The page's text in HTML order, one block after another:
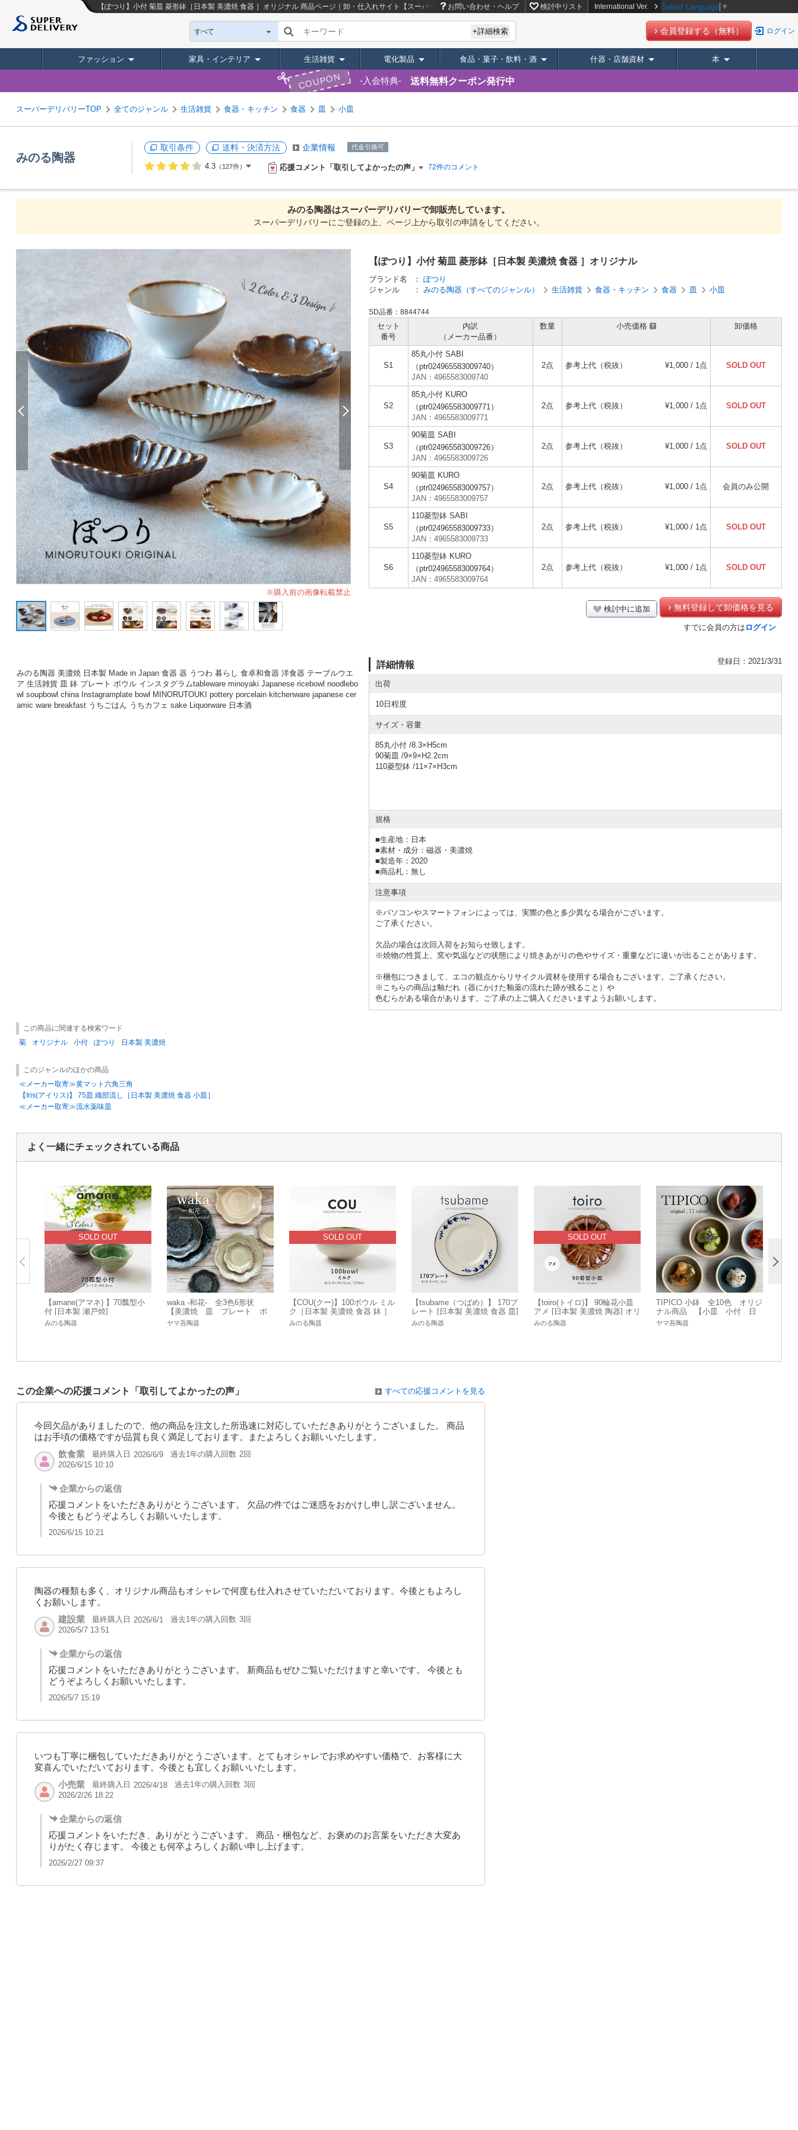
【ぽつり】小付 菊皿 菱形鉢［日本製 美濃焼 食器 ］オリジナル 商品ページ｜卸・仕入れサイト【スーパーデリバリー】お問い合わせ・ヘルプ 検討中リスト International Ver. Select Language ▼
すべて キーワード +詳細検索 会員登録する（無料） ログイン
ファッション 家具・インテリア 生活雑貨 電化製品 食品・菓子・飲料・酒 什器・店舗資材 本
COUPON 入会特典 送料無料クーポン発行中
スーパーデリバリーTOP 全てのジャンル 生活雑貨 食器・キッチン 食器 皿 小皿
みのる陶器
取引条件 送料・決済方法 企業情報 代金引換可
4.3（127件） 応援コメント「取引してよかったの声」 72件のコメント
みのる陶器はスーパーデリバリーで卸販売しています。
スーパーデリバリーにご登録の上、ページ上から取引の申請をしてください。
※購入前の画像転載禁止
みのる陶器 美濃焼 日本製 Made in Japan 食器 器 うつわ 暮らし 食卓和食器 洋食器 テーブルウエ
ア 生活雑貨 皿 鉢 プレート ボウル インスタグラムtableware minoyaki Japanese ricebowl noodlebo
wl soupbowl china Instagramplate bowl MINORUTOUKI pottery porcelain kitchenware japanese cer
amic ware breakfast うちごはん うちカフェ sake Liquorware 日本酒
【ぽつり】小付 菊皿 菱形鉢［日本製 美濃焼 食器 ］オリジナル
ブランド名 ： ぽつり
ジャンル
： みのる陶器（すべてのジャンル） 生活雑貨 食器・キッチン 食器 皿 小皿
SD品番：8844744
セット
番号
内訳
（メーカー品番）
数量 小売価格 卸価格
S1
85丸小付 SABI
（ptr024965583009740）
JAN：4965583009740
2点 参考上代（税抜） ¥1,000 / 1点 SOLD OUT
S2
85丸小付 KURO
（ptr024965583009771）
JAN：4965583009771
2点 参考上代（税抜） ¥1,000 / 1点 SOLD OUT
S3
90菊皿 SABI
（ptr024965583009726）
JAN：4965583009726
2点 参考上代（税抜） ¥1,000 / 1点 SOLD OUT
S4
90菊皿 KURO
（ptr024965583009757）
JAN：4965583009757
2点 参考上代（税抜） ¥1,000 / 1点 会員のみ公開
S5
110菱型鉢 SABI
（ptr024965583009733）
JAN：4965583009733
2点 参考上代（税抜） ¥1,000 / 1点 SOLD OUT
S6
110菱型鉢 KURO
（ptr024965583009764）
JAN：4965583009764
2点 参考上代（税抜） ¥1,000 / 1点 SOLD OUT
検討中に追加 無料登録して卸価格を見る
すでに会員の方は ログイン
詳細情報 登録日：2021/3/31
出荷
10日程度
サイズ・容量
85丸小付 /8.3×H5cm
90菊皿 /9×9×H2.2cm
110菱型鉢 /11×7×H3cm
規格
■生産地：日本
■素材・成分：磁器・美濃焼
■製造年：2020
■商品札：無し
注意事項
※パソコンやスマートフォンによっては、実際の色と多少異なる場合がございます。
ご了承ください。
欠品の場合は次回入荷をお知らせ致します。
※焼物の性質上、窯や気温などの状態により焼きあがりの色やサイズ・重量などに違いが出ることがあります。
※梱包につきまして、エコの観点からリサイクル資材を使用する場合もございます。ご了承ください。
※こちらの商品は釉だれ（器にかけた釉薬の流れた跡が残ること）や
色むらがある場合があります。ご了承の上ご購入くださいますようお願いします。
この商品に関連する検索ワード
菊
オリジナル 小付 ぽつり 日本製 美濃焼
このジャンルのほかの商品
≪メーカー取寄≫黄マット六角三角
【Iris(アイリス)】 75皿 織部流し［日本製 美濃焼 食器 小皿］
≪メーカー取寄≫流水薬味皿
よく一緒にチェックされている商品
SOLD OUT
【amane(アマネ) 】70瓢型小
付 [日本製 瀬戸焼]
みのる陶器
waka -和花- 全3色6形状
【美濃焼 皿 プレート ボ
ウル 深皿 鉢 日本製】ヤ
マ吾陶器
ヤマ吾陶器
SOLD OUT
【COU(クー)】100ボウル ミル
ク［日本製 美濃焼 食器 鉢 ］
オリジナル
みのる陶器
【tsubame（つばめ）】 170プ
レート [日本製 美濃焼 食器 皿]
オリジナル
みのる陶器
SOLD OUT
【toiro(トイロ)】 90輪花小皿
アメ [日本製 美濃焼 陶器] オリ
ジナル
みのる陶器
TIPICO 小鉢 全10色 オリジ
ナル商品 【小皿 小付 日
本製 美濃焼】 ヤマ吾陶器
ヤマ吾陶器
この企業への応援コメント「取引してよかったの声」 すべての応援コメントを見る
今回欠品がありましたので、他の商品を注文した所迅速に対応していただきありがとうございました。 商品
はお手頃の価格ですが品質も良く満足しております。またよろしくお願いいたします。
飲食業
最終購入日 2026/6/9 過去1年の購入回数 2回
2026/6/15 10:10
企業からの返信
応援コメントをいただきありがとうございます。 欠品の件ではご迷惑をおかけし申し訳ございません。
今後ともどうぞよろしくお願いいたします。
2026/6/15 10:21
陶器の種類も多く、オリジナル商品もオシャレで何度も仕入れさせていただいております。今後ともよろし
くお願いします。
建設業
最終購入日 2026/6/1 過去1年の購入回数 3回
2026/5/7 13:51
企業からの返信
応援コメントをいただきありがとうございます。 新商品もぜひご覧いただけますと幸いです。 今後とも
どうぞよろしくお願いいたします。
2026/5/7 15:19
いつも丁寧に梱包していただきありがとうございます。とてもオシャレでお求めやすい価格で、お客様に大
変喜んでいただいております。今後とも宜しくお願いいたします。
小売業
最終購入日 2026/4/18 過去1年の購入回数 3回
2026/2/26 18:22
企業からの返信
応援コメントをいただき、ありがとうございます。 商品・梱包など、お褒めのお言葉をいただき大変あ
りがたく存じます。 今後とも何卒よろしくお願い申し上げます。
2026/2/27 09:37